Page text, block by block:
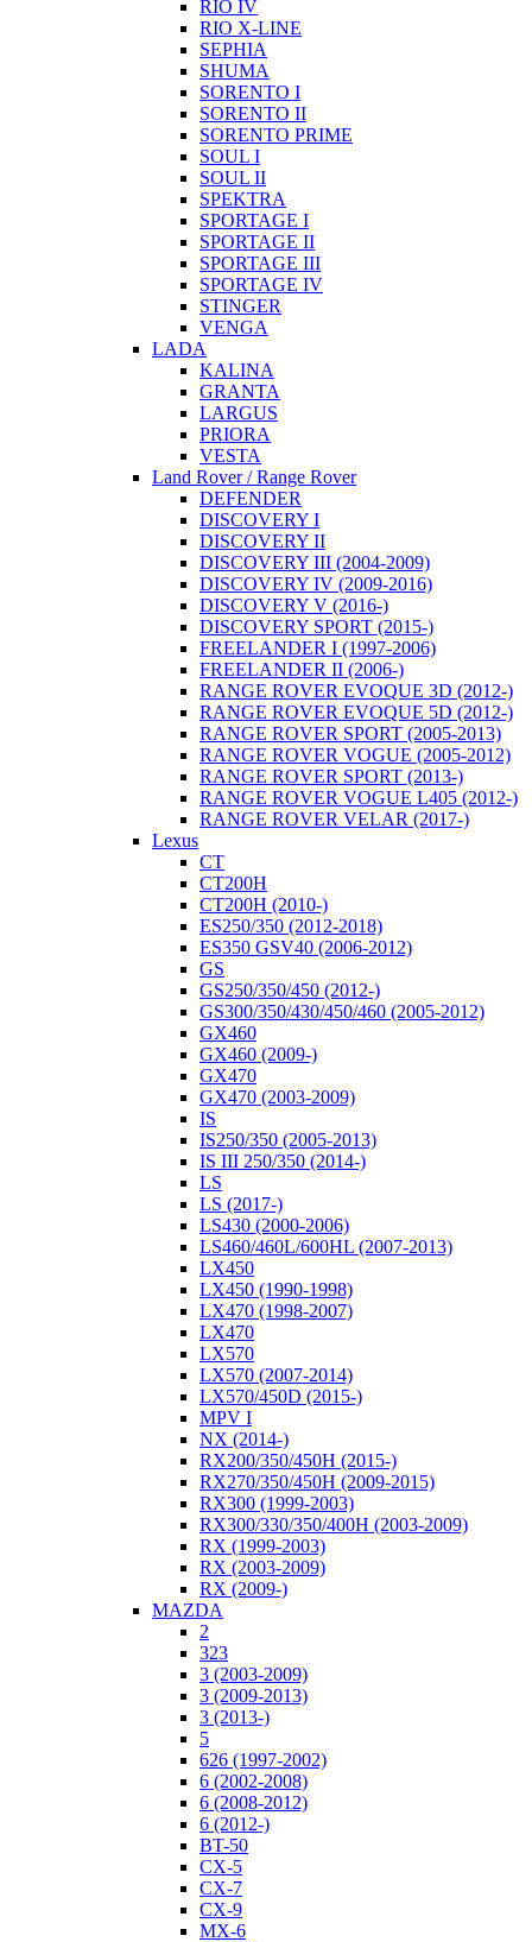
RIO IV
RIO X-LINE
SEPHIA
SHUMA
SORENTO I
SORENTO II
SORENTO PRIME
SOUL I
SOUL II
SPEKTRA
SPORTAGE I
SPORTAGE II
SPORTAGE III
SPORTAGE IV
STINGER
VENGA
LADA
KALINA
GRANTA
LARGUS
PRIORA
VESTA
Land Rover / Range Rover
DEFENDER
DISCOVERY I
DISCOVERY II
DISCOVERY III (2004-2009)
DISCOVERY IV (2009-2016)
DISCOVERY V (2016-)
DISCOVERY SPORT (2015-)
FREELANDER I (1997-2006)
FREELANDER II (2006-)
RANGE ROVER EVOQUE 3D (2012-)
RANGE ROVER EVOQUE 5D (2012-)
RANGE ROVER SPORT (2005-2013)
RANGE ROVER VOGUE (2005-2012)
RANGE ROVER SPORT (2013-)
RANGE ROVER VOGUE L405 (2012-)
RANGE ROVER VELAR (2017-)
Lexus
CT
CT200H
CT200H (2010-)
ES250/350 (2012-2018)
ES350 GSV40 (2006-2012)
GS
GS250/350/450 (2012-)
GS300/350/430/450/460 (2005-2012)
GX460
GX460 (2009-)
GX470
GX470 (2003-2009)
IS
IS250/350 (2005-2013)
IS III 250/350 (2014-)
LS
LS (2017-)
LS430 (2000-2006)
LS460/460L/600HL (2007-2013)
LX450
LX450 (1990-1998)
LX470 (1998-2007)
LX470
LX570
LX570 (2007-2014)
LX570/450D (2015-)
MPV I
NX (2014-)
RX200/350/450H (2015-)
RX270/350/450H (2009-2015)
RX300 (1999-2003)
RX300/330/350/400H (2003-2009)
RX (1999-2003)
RX (2003-2009)
RX (2009-)
MAZDA
2
323
3 (2003-2009)
3 (2009-2013)
3 (2013-)
5
626 (1997-2002)
6 (2002-2008)
6 (2008-2012)
6 (2012-)
BT-50
CX-5
CX-7
CX-9
MX-6